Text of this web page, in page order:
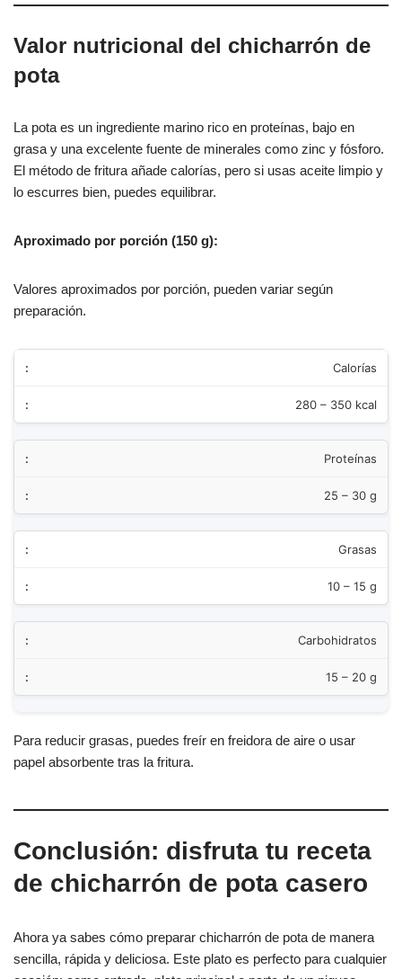
Valor nutricional del chicharrón de
pota
La pota es un ingrediente marino rico en proteínas, bajo en
grasa y una excelente fuente de minerales como zinc y fósforo.
El método de fritura añade calorías, pero si usas aceite limpio y
lo escurres bien, puedes equilibrar.
Aproximado por porción (150 g):
Valores aproximados por porción, pueden variar según
preparación.
Calorías
280 – 350 kcal
Proteínas
25 – 30 g
Grasas
10 – 15 g
Carbohidratos
15 – 20 g
Para reducir grasas, puedes freír en freidora de aire o usar
papel absorbente tras la fritura.
Conclusión: disfruta tu receta
de chicharrón de pota casero
Ahora ya sabes cómo preparar chicharrón de pota de manera
sencilla, rápida y deliciosa. Este plato es perfecto para cualquier